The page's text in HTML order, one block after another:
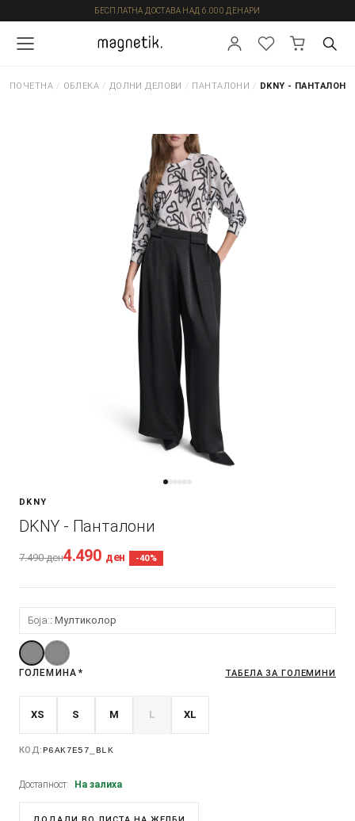
БЕСПЛАТНА ДОСТАВА НАД 6.000 ДЕНАРИ
ПОЧЕТНА / ОБЛЕКА / ДОЛНИ ДЕЛОВИ / ПАНТАЛОНИ / DKNY - ПАНТАЛОНИ
DKNY
DKNY - Панталони
7.490ден4.490 ден -40%
Боја: Мултиколор
ГОЛЕМИНА * ТАБЕЛА ЗА ГОЛЕМИНИ
XS S M L XL
КОД:P6AK7E57_BLK
Достапност: На залиха